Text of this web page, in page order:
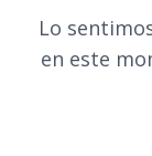
Lo
en este